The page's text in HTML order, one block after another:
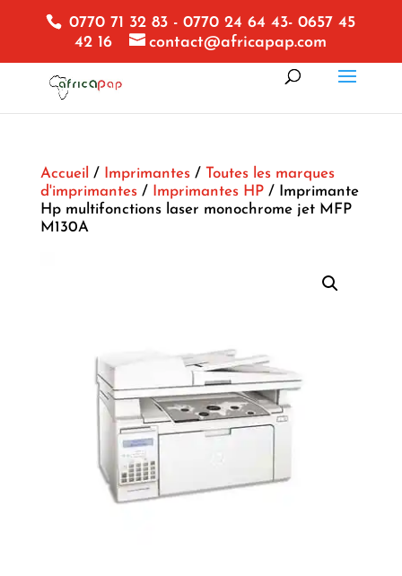
0770 71 32 83 - 0770 24 64 43- 0657 45
42 16
contact@africapap.com
Accueil / Imprimantes/ Toutes les marques
d'imprimantes/ Imprimantes HP/ Imprimante
Hp multifonctions laser monochrome jet MFP
M130A